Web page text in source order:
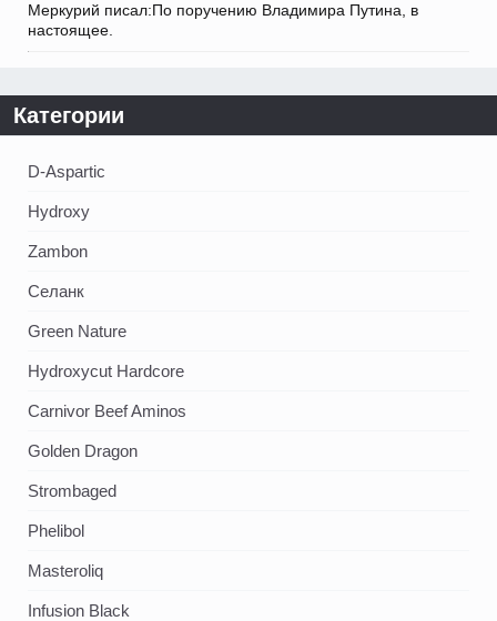
Меркурий писал:По поручению Владимира Путина, в
настоящее.
Категории
D-Aspartic
Hydroxy
Zambon
Селанк
Green Nature
Hydroxycut Hardcore
Carnivor Beef Aminos
Golden Dragon
Strombaged
Phelibol
Masteroliq
Infusion Black